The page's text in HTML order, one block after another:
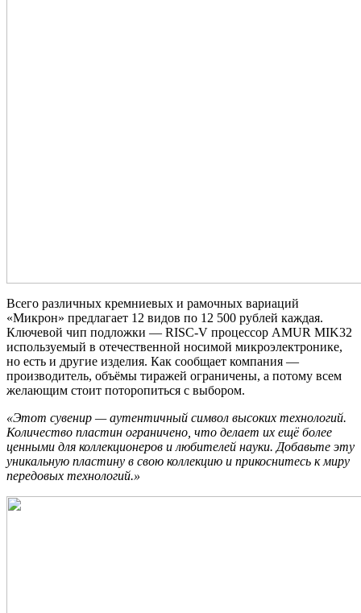
Всего различных кремниевых и рамочных вариаций
«Микрон» предлагает 12 видов по 12 500 рублей каждая.
Ключевой чип подложки — RISC-V процессор AMUR MIK32
используемый в отечественной носимой микроэлектронике,
но есть и другие изделия. Как сообщает компания —
производитель, объёмы тиражей ограничены, а потому всем
желающим стоит поторопиться с выбором.
«Этот сувенир — аутентичный символ высоких технологий.
Количество пластин ограничено, что делает их ещё более
ценными для коллекционеров и любителей науки. Добавьте эту
уникальную пластину в свою коллекцию и прикоснитесь к миру
передовых технологий.»